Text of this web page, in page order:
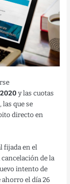
y las cuotas
las que se
directo en
fijada en el
de la
intento de
el día 26